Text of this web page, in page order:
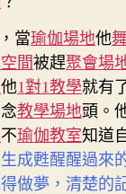
，當瑜伽場地他
間被趕聚會場
他1對1教學就有
教學場地頭。
不瑜伽教室知道
成甦醒醒過來
做夢，清楚的